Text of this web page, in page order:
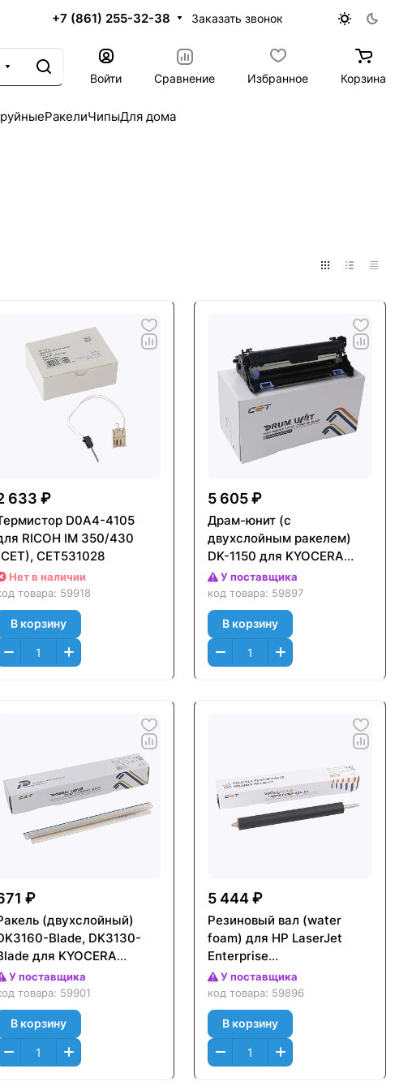
+7 (861) 255-32-38 Заказать звонок
Войти
Сравнение Избранное Корзина
РакелиЧипыДля дома
633 ₽
D0A4-4105
RICOH IM 350/430
CET531028
Нет в наличии
товара: 59918
В корзину
5 605 ₽
Драм-юнит (c
двухслойным ракелем)
DK-1150 для KYOCERA
ECOSYS P2235dn/
P2040dn/ M2135dn/
M2635dn/ M2040dn/
M2540dn, 150000 стр.,
CET8997P
У поставщика
код товара: 59897
В корзину
₽
(двухслойный)
Blade, DK3130-
для KYOCERA
M3145dn/
P3055dn,
CET281123
У поставщика
товара: 59901
В корзину
5 444 ₽
Резиновый вал (water
foam) для HP LaserJet
Enterprise
M607dn/M608dn/
609dn/MFP M631dn/
M632fht/M633fh,
CET221025
У поставщика
код товара: 59896
В корзину